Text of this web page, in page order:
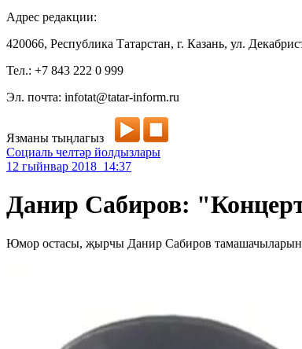
Адрес редакции:
420066, Республика Татарстан, г. Казань, ул.
Тел.: +7 843 222 0 999
Эл. почта: infotat@tatar-inform.ru
Язманы тыңлагыз
Социаль челтәр йолдызлары
12 гыйнвар 2018 14:37
Данир Сабиров:
Юмор остасы, җырчы Данир Сабиров